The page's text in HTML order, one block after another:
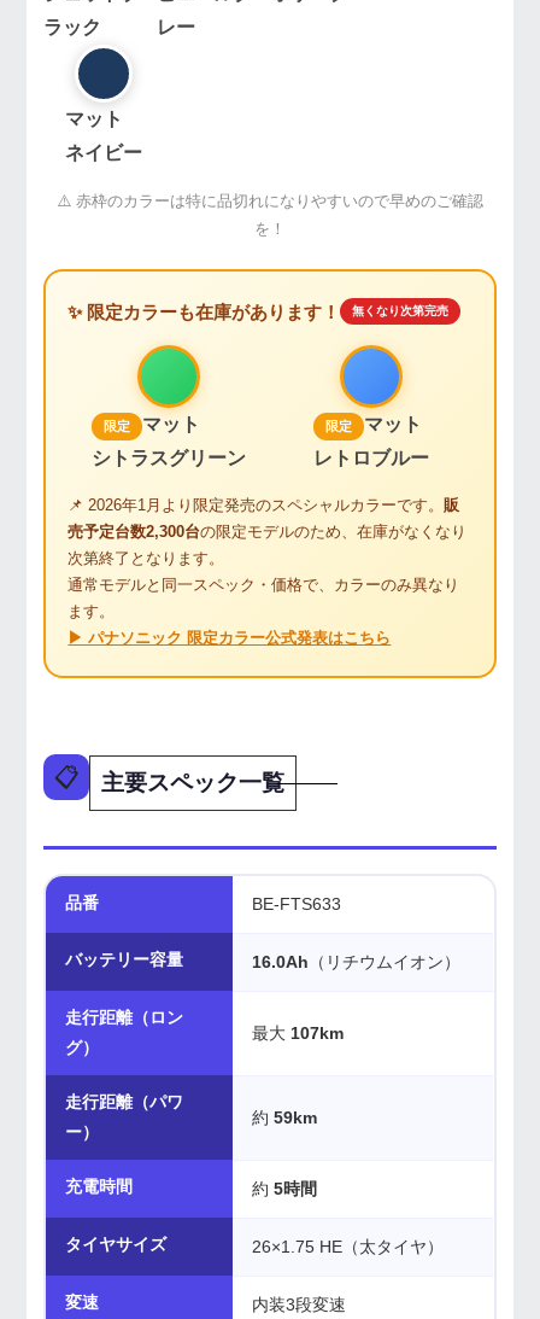
ラック
レー
マット
ネイビー
⚠️ 赤枠のカラーは特に品切れになりやすいので早めのご確認
を！
✨ 限定カラーも在庫があります！ 無くなり次第完売
限定
マット
シトラスグリーン
限定
マット
レトロブルー
📌 2026年1月より限定発売のスペシャルカラーです。
販
売予定台数2,300台の限定モデルのため、在庫がなくなり
次第終了となります。
通常モデルと同一スペック・価格で、カラーのみ異なり
ます。
▶ パナソニック 限定カラー公式発表はこちら
📋 主要スペック一覧
品番 BE-FTS633
バッテリー容量 16.0Ah （リチウムイオン）
走行距離（ロン
グ）
最大 107km
走行距離（パワ
ー）
約59km
充電時間 約5時間
タイヤサイズ 26×1.75 HE（太タイヤ）
変速 内装3段変速